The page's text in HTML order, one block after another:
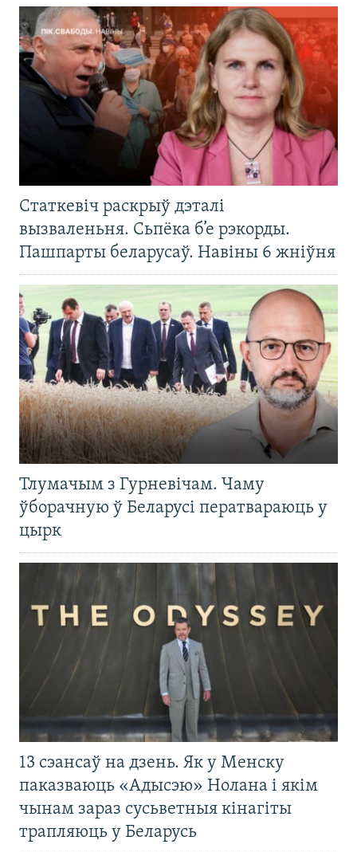
Статкевіч раскрыў дэталі
вызваленьня. Сьпёка б’е рэкорды.
Пашпарты беларусаў. Навіны 6 жніўня
Тлумачым з Гурневічам. Чаму
ўборачную ў Беларусі ператвараюць у
цырк
13 сэансаў на дзень. Як у Менску
паказваюць «Адысэю» Нолана і якім
чынам зараз сусьветныя кінагіты
трапляюць у Беларусь